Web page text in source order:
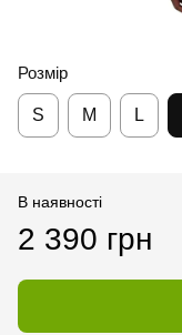
Розмір
S M L
В наявності
2 390 грн